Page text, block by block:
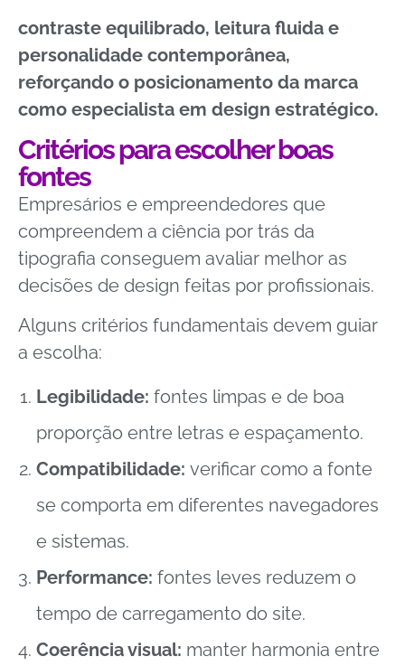
contraste equilibrado, leitura fluida e
personalidade contemporânea,
reforçando o posicionamento da marca
como especialista em design estratégico.
Critérios para escolher boas
fontes
Empresários e empreendedores que
compreendem a ciência por trás da
tipografia conseguem avaliar melhor as
decisões de design feitas por profissionais.
Alguns critérios fundamentais devem guiar
a escolha:
Legibilidade: fontes limpas e de boa
proporção entre letras e espaçamento.
Compatibilidade: verificar como a fonte
se comporta em diferentes navegadores
e sistemas.
Performance: fontes leves reduzem o
tempo de carregamento do site.
Coerência visual: manter harmonia entre